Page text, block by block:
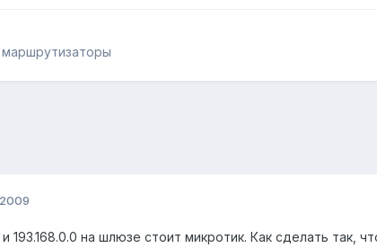
и 193.168.0.0 на шлюзе стоит микротик. Как сделать так,